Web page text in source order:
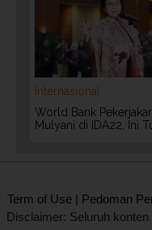
Internasional
World Bank
Mulyani di IDA22, Ini
Term of Use | Pedoman
Disclaimer: Seluruh